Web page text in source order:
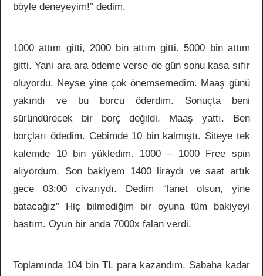
böyle deneyeyim!” dedim.
1000 attım gitti, 2000 bin attım gitti. 5000 bin attım
gitti. Yani ara ara ödeme verse de gün sonu kasa sıfır
oluyordu. Neyse yine çok önemsemedim. Maaş günü
yakındı ve bu borcu öderdim. Sonuçta beni
süründürecek bir borç değildi. Maaş yattı. Ben
borçları ödedim. Cebimde 10 bin kalmıştı. Siteye tek
kalemde 10 bin yükledim. 1000 – 1000 Free spin
alıyordum. Son bakiyem 1400 liraydı ve saat artık
gece 03:00 civarıydı. Dedim “lanet olsun, yine
batacağız” Hiç bilmediğim bir oyuna tüm bakiyeyi
bastım. Oyun bir anda 7000x falan verdi.
Toplamında 104 bin TL para kazandım. Sabaha kadar